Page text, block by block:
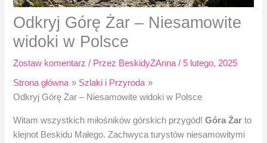
Odkryj Górę Żar – Niesamowite
widoki w Polsce
Zostaw komentarz / Przez BeskidyZAnna/ 5 lutego, 2025
Strona główna
Szlaki i Przyroda
Odkryj Górę Żar – Niesamowite widoki w Polsce
Witam wszystkich miłośników górskich przygód!Góra Żar to
klejnot Beskidu Małego. Zachwyca turystów niesamowitymi